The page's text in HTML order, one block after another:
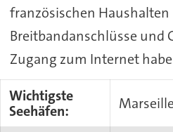
französischen Haushalten
Breitbandanschlüsse und
Zugang zum Internet
Wichtigste
Seehäfen: